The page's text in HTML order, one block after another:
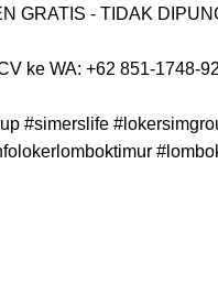
GRATIS - TIDAK
ke WA: +62 851-1748-
#simerslife